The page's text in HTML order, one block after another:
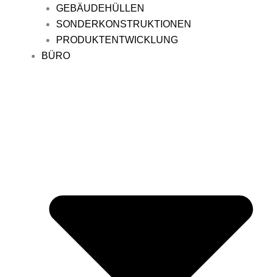
GEBÄUDEHÜLLEN
SONDERKONSTRUKTIONEN
PRODUKTENTWICKLUNG
BÜRO